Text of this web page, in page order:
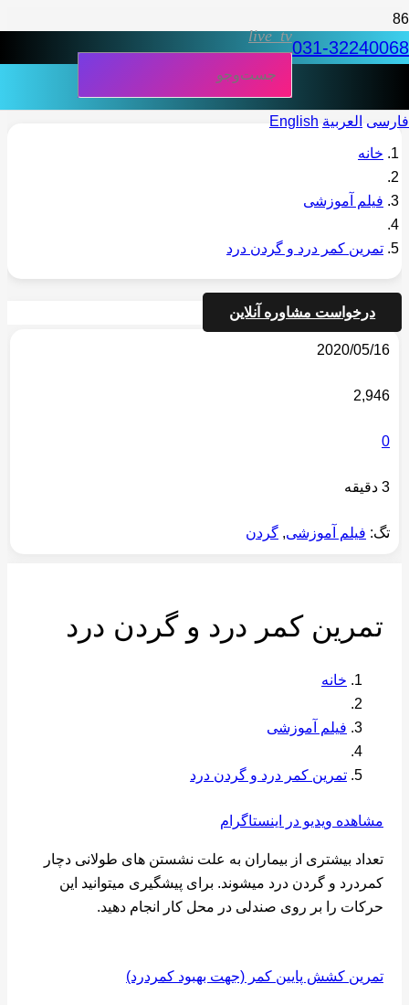
031-32240068
live_tv
فارسی العربية English
خانه
فیلم آموزشی
تمرین کمر درد و گردن درد
درخواست مشاوره آنلاین
2020/05/16
2,946
0
3 دقیقه
تگ: فیلم آموزشی, گردن
تمرین کمر درد و گردن درد
خانه
فیلم آموزشی
تمرین کمر درد و گردن درد
مشاهده ویدیو در اینستاگرام
تعداد بیشتری از بیماران به علت نشستن های طولانی دچار
کمردرد و گردن درد میشوند. برای پیشگیری میتوانید این
حرکات را بر روی صندلی در محل کار انجام دهید.
تمرین کشش پایین کمر (جهت بهبود کمردرد)